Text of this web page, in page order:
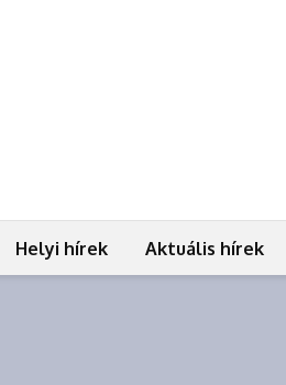
Helyi hírek Aktuális hírek